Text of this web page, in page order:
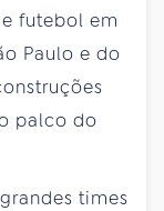
futebol em
Paulo e do
palco do
times